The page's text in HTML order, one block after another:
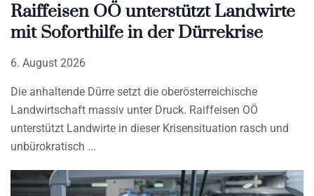
Raiffeisen OÖ unterstützt Landwirte
mit Soforthilfe in der Dürrekrise
6. August 2026
Die anhaltende Dürre setzt die oberösterreichische
Landwirtschaft massiv unter Druck. Raiffeisen OÖ
unterstützt Landwirte in dieser Krisensituation rasch und
unbürokratisch